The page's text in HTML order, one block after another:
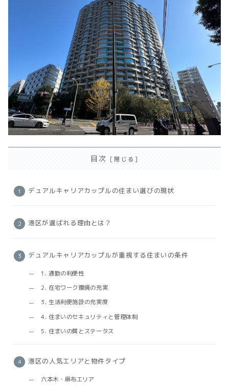
目次
デュアルキャリアカップルの住まい選びの現状
港区が選ばれる理由とは？
デュアルキャリアカップルが重視する住まいの条件
1. 通勤の利便性
2. 在宅ワーク環境の充実
3. 生活利便施設の充実度
4. 住まいのセキュリティと管理体制
5. 住まいの質とステータス
港区の人気エリアと物件タイプ
六本木・麻布エリア